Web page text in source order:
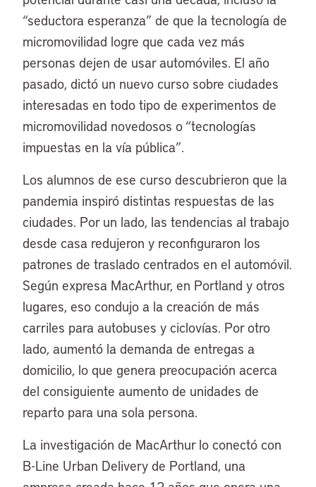
“seductora esperanza” de que la tecnología de
micromovilidad logre que cada vez más
personas dejen de usar automóviles. El año
pasado, dictó un nuevo curso sobre ciudades
interesadas en todo tipo de experimentos de
micromovilidad novedosos o “tecnologías
impuestas en la vía pública”.
Los alumnos de ese curso descubrieron que la
pandemia inspiró distintas respuestas de las
ciudades. Por un lado, las tendencias al trabajo
desde casa redujeron y reconfiguraron los
patrones de traslado centrados en el automóvil.
Según expresa MacArthur, en Portland y otros
lugares, eso condujo a la creación de más
carriles para autobuses y ciclovías. Por otro
lado, aumentó la demanda de entregas a
domicilio, lo que genera preocupación acerca
del consiguiente aumento de unidades de
reparto para una sola persona.
La investigación de MacArthur lo conectó con
B-Line Urban Delivery de Portland, una